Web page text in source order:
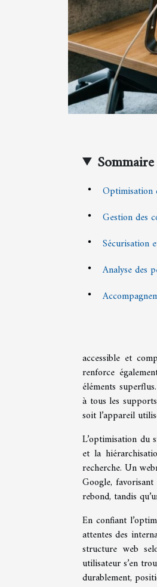
Sommaire
Optimisation
Gestion des
Sécurisation
Analyse des
accessible et
renforce
éléments
à tous les
soit l’appareil
L’optimisation du
et la
recherche. Un
Google,
rebond, tandis
En confiant
attentes des
structure web
utilisateur s’en
durablement,